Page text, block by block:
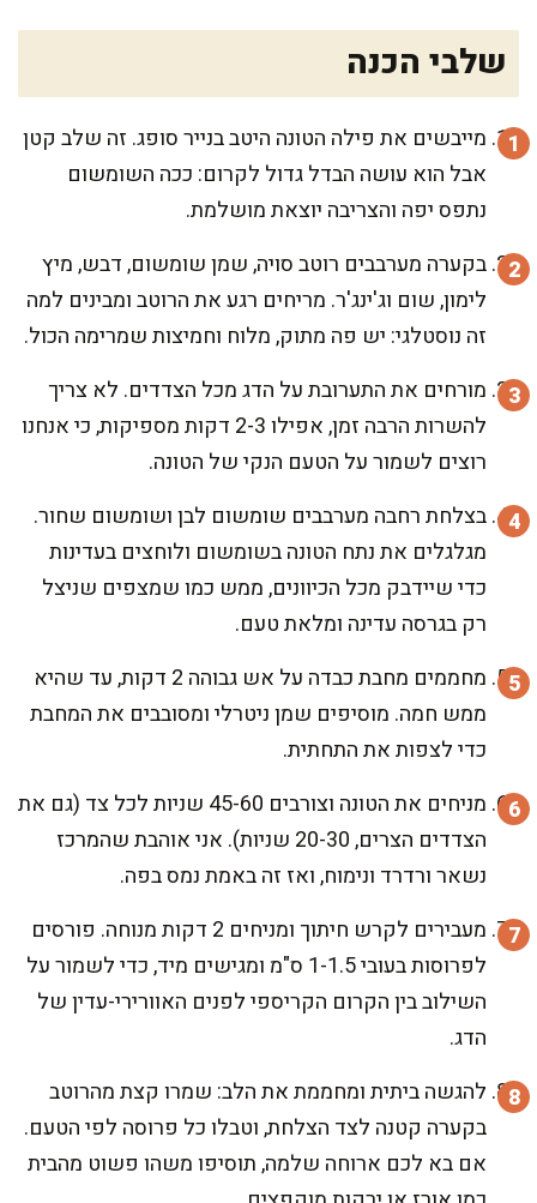
שלבי הכנה
מייבשים את פילה הטונה היטב בנייר סופג. זה שלב קטן
אבל הוא עושה הבדל גדול לקרום: ככה השומשום
נתפס יפה והצריבה יוצאת מושלמת.
בקערה מערבבים רוטב סויה, שמן שומשום, דבש, מיץ
לימון, שום וג'ינג'ר. מריחים רגע את הרוטב ומבינים למה
זה נוסטלגי: יש פה מתוק, מלוח וחמיצות שמרימה הכול.
מורחים את התערובת על הדג מכל הצדדים. לא צריך
להשרות הרבה זמן, אפילו 2-3 דקות מספיקות, כי אנחנו
רוצים לשמור על הטעם הנקי של הטונה.
בצלחת רחבה מערבבים שומשום לבן ושומשום שחור.
מגלגלים את נתח הטונה בשומשום ולוחצים בעדינות
כדי שיידבק מכל הכיוונים, ממש כמו שמצפים שניצל
רק בגרסה עדינה ומלאת טעם.
מחממים מחבת כבדה על אש גבוהה 2 דקות, עד שהיא
ממש חמה. מוסיפים שמן ניטרלי ומסובבים את המחבת
כדי לצפות את התחתית.
מניחים את הטונה וצורבים 45-60 שניות לכל צד (גם את
הצדדים הצרים, 20-30 שניות). אני אוהבת שהמרכז
נשאר ורדרד ונימוח, ואז זה באמת נמס בפה.
מעבירים לקרש חיתוך ומניחים 2 דקות מנוחה. פורסים
לפרוסות בעובי 1-1.5 ס"מ ומגישים מיד, כדי לשמור על
השילוב בין הקרום הקריספי לפנים האוורירי-עדין של
הדג.
להגשה ביתית ומחממת את הלב: שמרו קצת מהרוטב
בקערה קטנה לצד הצלחת, וטבלו כל פרוסה לפי הטעם.
אם בא לכם ארוחה שלמה, תוסיפו משהו פשוט מהבית